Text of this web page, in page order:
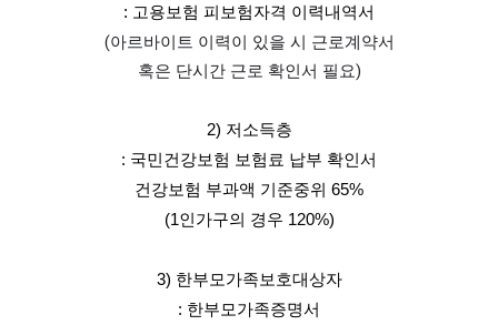
: 고용보험 피보험자격 이력내역서
(아르바이트 이력이 있을 시 근로계약서
혹은 단시간 근로 확인서 필요)
2) 저소득층
: 국민건강보험 보험료 납부 확인서
건강보험 부과액 기준중위 65%
(1인가구의 경우 120%)
3) 한부모가족보호대상자
: 한부모가족증명서